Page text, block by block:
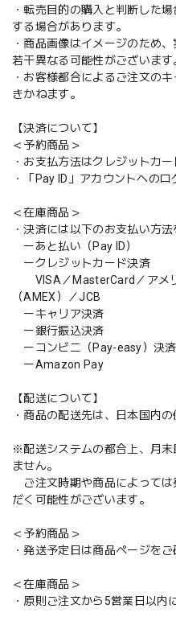
・転売目的の購入と判断した
する場合があります。
・商品画像はイメージのため
若干異なる可能性がございます
・お客様都合によるご注文の
きかねます。
【決済について】
＜予約商品＞
・お支払方法はクレジットカ
・「Pay ID」アカウントへの
＜在庫商品＞
・決済には以下のお支払い方
ーあと払い（Pay ID）
ークレジットカード決済
VISA／MasterCard／アメ
（AMEX）／JCB
ーキャリア決済
ー銀行振込決済
ーコンビニ（Pay-easy）決済
ーAmazon Pay
【配送について】
・商品の配送先は、日本国内
※配送システムの都合上、月
ません。
ご注文時期や商品によっては
だく可能性がございます。
＜予約商品＞
・発送予定日は商品ページをご
＜在庫商品＞
・原則ご注文から5営業日以内